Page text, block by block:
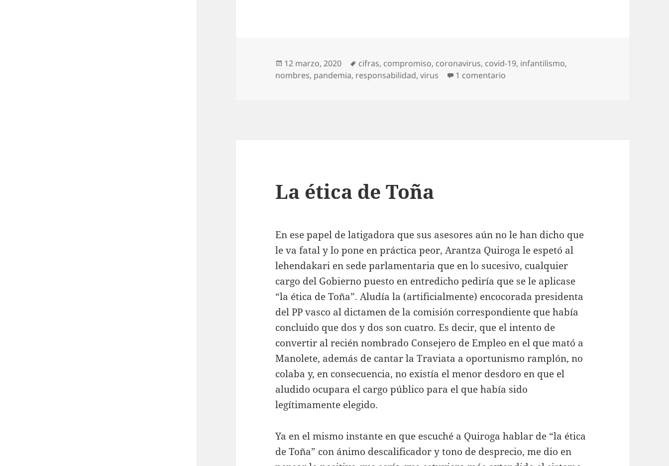
Publicado
el
12 marzo, 2020 Etiquetas
cifras, compromiso, coronavirus, covid-19, infantilismo,
nombres, pandemia, responsabilidad,virus 1 comentario
La ética de Toña
En ese papel de latigadora que sus asesores aún no le han dicho que
le va fatal y lo pone en práctica peor, Arantza Quiroga le espetó al
lehendakari en sede parlamentaria que en lo sucesivo, cualquier
cargo del Gobierno puesto en entredicho pediría que se le aplicase
“la ética de Toña”. Aludía la (artificialmente) encocorada presidenta
del PP vasco al dictamen de la comisión correspondiente que había
concluido que dos y dos son cuatro. Es decir, que el intento de
convertir al recién nombrado Consejero de Empleo en el que mató a
Manolete, además de cantar la Traviata a oportunismo ramplón, no
colaba y, en consecuencia, no existía el menor desdoro en que el
aludido ocupara el cargo público para el que había sido
legítimamente elegido.
Ya en el mismo instante en que escuché a Quiroga hablar de “la ética
de Toña” con ánimo descalificador y tono de desprecio, me dio en